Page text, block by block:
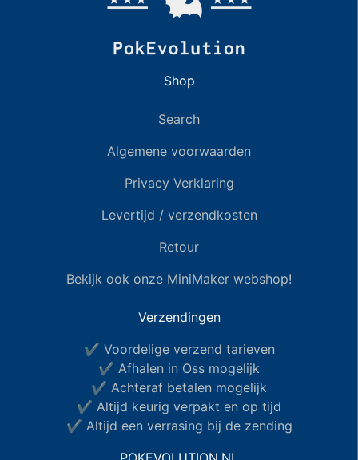
Shop
Search
Algemene voorwaarden
Privacy Verklaring
Levertijd / verzendkosten
Retour
Bekijk ook onze MiniMaker webshop!
Verzendingen
✔ Voordelige verzend tarieven
✔ Afhalen in Oss mogelijk
✔ Achteraf betalen mogelijk
✔ Altijd keurig verpakt en op tijd
✔ Altijd een verrasing bij de zending